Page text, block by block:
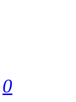
0